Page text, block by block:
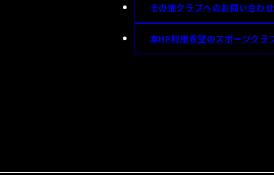
その他クラブへのお問い合わせ
本HP利用希望のスポーツクラ